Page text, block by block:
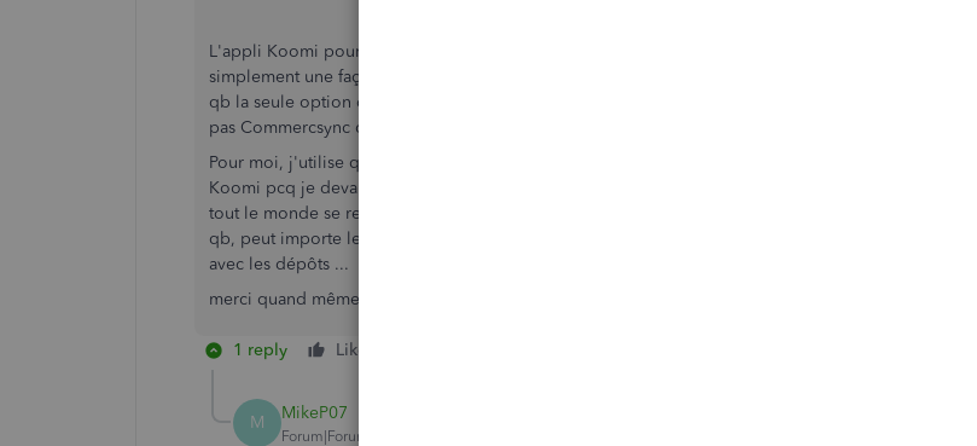
L'appli Koomi pour synchroniser le POS avec qb est gérée via le site web de l'usager, elle offre tout
simplement une façon de téléverser un rapport journalier par exemple dans le plan comptable. Via
qb la seule option dans mes applis est de déconnecter l'application Koomi. Disons que ce n'est
pas Commercsync ou square !!!
Pour moi, j'utilise qb pour sauver du temps, j'attends la même chose des autres appli. J'utilise
Koomi pcq je devais utiliser un MEV (pour les taxes) et square n'intègre pas ce module (MEV). Là
tout le monde se renvoie la balle... j'aurais aimé avoir de l'info sur comment intégrer un POS avec
qb, peut importe le POS de toute façon ce que l'on veut au final c'est que les ventes concordent
avec les dépôts ...
merci quand même !
1 reply Like
M MikeP07
Forum|Forum|4 years ago